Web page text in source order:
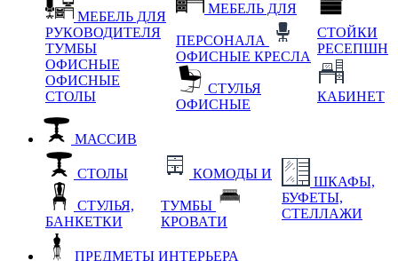
МЕБЕЛЬ ДЛЯ
РУКОВОДИТЕЛЯ
ТУМБЫ
ОФИСНЫЕ
ОФИСНЫЕ
СТОЛЫ
МЕБЕЛЬ ДЛЯ
ПЕРСОНАЛА
ОФИСНЫЕ КРЕСЛА
СТУЛЬЯ
ОФИСНЫЕ
СТОЙКИ
РЕСЕПШН
КАБИНЕТ
МАССИВ
СТОЛЫ
СТУЛЬЯ,
БАНКЕТКИ
КОМОДЫ И
ТУМБЫ
КРОВАТИ
ШКАФЫ,
БУФЕТЫ,
СТЕЛЛАЖИ
ПРЕДМЕТЫ ИНТЕРЬЕРА